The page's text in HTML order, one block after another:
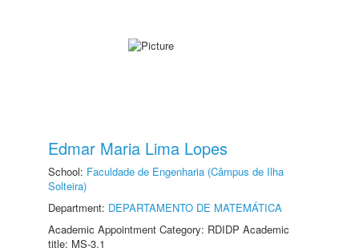
Edmar Maria Lima Lopes
School: Faculdade de Engenharia (Câmpus de Ilha
Solteira)
Department: DEPARTAMENTO DE MATEMÁTICA
Academic Appointment Category: RDIDP Academic
title: MS-3.1